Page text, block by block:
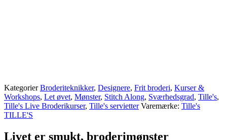
Kategorier Broderiteknikker, Designere, Frit broderi, Kurser &
Workshops, Let øvet, Mønster, Stitch Along, Sværhedsgrad, Tille's,
Tille's Live Broderikurser, Tille's servietter Varemærke: Tille's
TILLE'S
Livet er smukt, broderimønster